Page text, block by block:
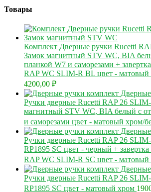
Товары
Комплект Дверные ручки Rucetti
Замок магнитный STV WC, BIA
планкой W7 и саморезами +
RAP WC SLIM-R BL цвет - матовый
4200,00 ₽
Ручки дверные Rucetti RAP 26
магнитный STV WC, BIA белый с
и саморезами цвет - матовый хром/
Ручки дверные Rucetti RAP 26
RP1895 SC цвет - черный + завертка
RAP WC SLIM-R SC цвет - матовый
Ручки дверные Rucetti RAP 26
RP1895 SC цвет - матовый хром